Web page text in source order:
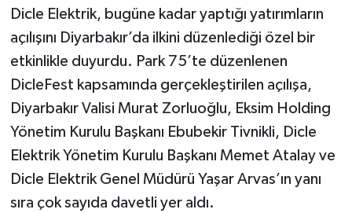
Dicle Elektrik, bugüne kadar yaptığı yatırımların
açılışını Diyarbakır’da ilkini düzenlediği özel bir
etkinlikle duyurdu. Park 75’te düzenlenen
DicleFest kapsamında gerçekleştirilen açılışa,
Diyarbakır Valisi Murat Zorluoğlu, Eksim Holding
Yönetim Kurulu Başkanı Ebubekir Tivnikli, Dicle
Elektrik Yönetim Kurulu Başkanı Memet Atalay ve
Dicle Elektrik Genel Müdürü Yaşar Arvas’ın yanı
sıra çok sayıda davetli yer aldı.